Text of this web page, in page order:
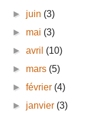
► juin (3)
► mai (3)
►avril (10)
► mars (5)
►février (4)
► janvier (3)